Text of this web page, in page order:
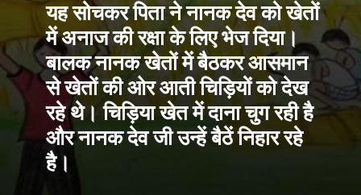
यह सोचकर पिता ने नानक देव को खेतों
में अनाज की रक्षा के लिए भेज दिया।
बालक नानक खेतों में बैठकर आसमान
से खेतों की ओर आती चिड़ियों को देख
रहे थे। चिड़िया खेत में दाना चुग रही है
और नानक देव जी उन्हें बैठें निहार रहे
है।